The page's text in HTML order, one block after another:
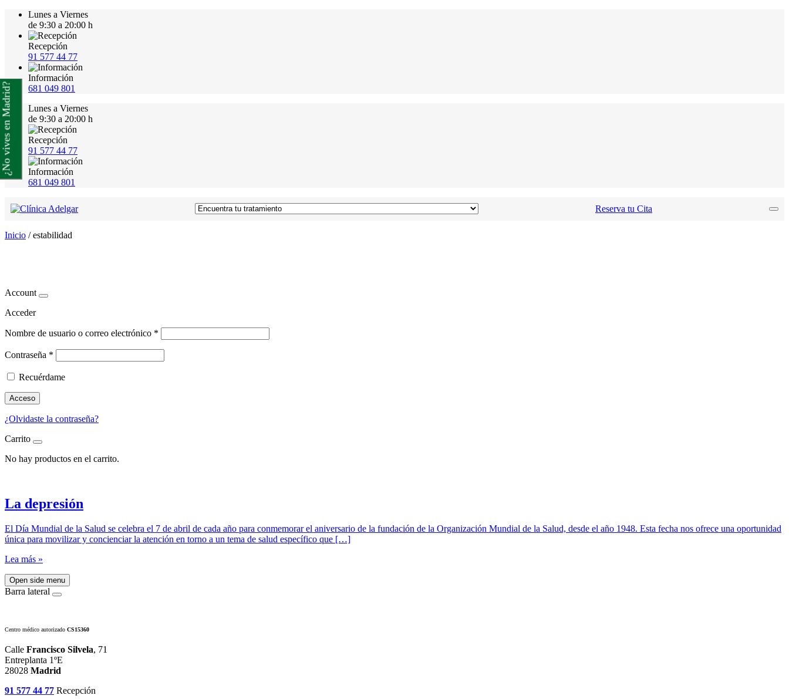
Lunes a Viernes
de 9:30 a 20:00 h
Recepción
91 577 44 77
Información
681 049 801
Lunes a Viernes
de 9:30 a 20:00 h
Recepción
91 577 44 77
Información
681 049 801
Reserva tu Cita
Inicio /estabilidad
Account
Acceder
Nombre de usuario o correo electrónico *
Contraseña *
Recuérdame
Acceso
¿Olvidaste la contraseña?
Carrito
No hay productos en el carrito.
La depresión
El Día Mundial de la Salud se celebra el 7 de abril de cada año para conmemorar el aniversario de la fundación de la Organización Mundial de la Salud, desde el año 1948. Esta fecha nos ofrece una oportunidad
única para movilizar y concienciar la atención en torno a un tema de salud específico que […]
Lea más »
Open side menu
Barra lateral
Centro médico autorizado CS15360
Calle Francisco Silvela, 71
Entreplanta 1ºE
28028 Madrid
91 577 44 77 Recepción
¿No vives en Madrid?